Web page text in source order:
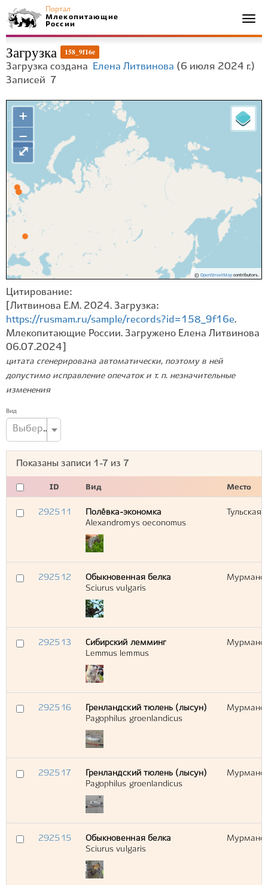
Портал
Млекопитающие
России
Загрузка 158_9f16e
Загрузка создана Елена Литвинова (6 июля 2024 г.)
Записей
7
+
−
© OpenStreetMapcontributors.
⤢
Цитирование:
[Литвинова Е.М. 2024. Загрузка:
https://rusmam.ru/sample/records?id=158_9f16e.
Млекопитающие России. Загружено Елена Литвинова
06.07.2024]
цитата сгенерирована автоматически, поэтому в ней
допустимо исправление опечаток и т. п. незначительные
изменения
Вид
Выберите вид...
Показаны записи 1-7 из 7
ID Вид Место
292511
Полёвка-экономка
Alexandromys oeconomus
292512
Обыкновенная белка
Sciurus vulgaris
292513
Сибирский лемминг
Lemmus lemmus
292516
Гренландский тюлень (лысун)
Pagophilus groenlandicus
292517
Гренландский тюлень (лысун)
Pagophilus groenlandicus
292515
Обыкновенная белка
Sciurus vulgaris